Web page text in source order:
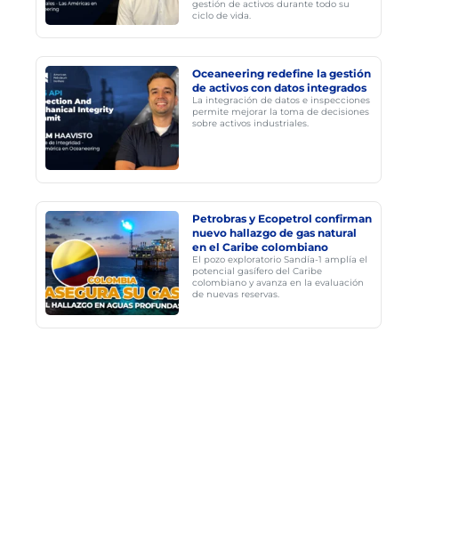
gestión de activos durante todo su
ciclo de vida.
Oceaneering redefine la gestión
de activos con datos integrados
La integración de datos e inspecciones
permite mejorar la toma de decisiones
sobre activos industriales.
Petrobras y Ecopetrol confirman
nuevo hallazgo de gas natural
en el Caribe colombiano
El pozo exploratorio Sandía-1 amplía el
potencial gasífero del Caribe
colombiano y avanza en la evaluación
de nuevas reservas.